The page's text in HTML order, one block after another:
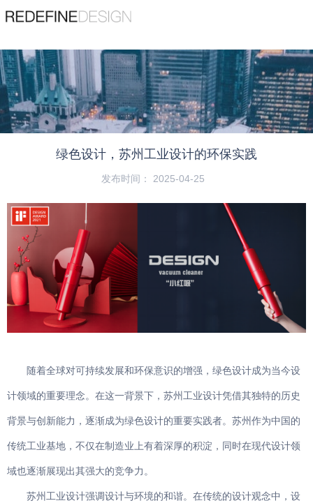
苏州睿梵工业设计有限公司
Suzhou Ruifan Industrial Design Co., Ltd
服务热线
189 1353 7782
精品案例 查看更多
宠物用品
吸尘器
医疗器械
园林工具
智能家电
/公司动态 绿色设计，苏州工业设计的环保实践
绿色设计，苏州工业设计的环保实践
发布时间： 2025-04-25
随着全球对可持续发展和环保意识的增强，绿色设计成为当今设
计领域的重要理念。在这一背景下，苏州工业设计凭借其独特的历史
背景与创新能力，逐渐成为绿色设计的重要实践者。苏州作为中国的
传统工业基地，不仅在制造业上有着深厚的积淀，同时在现代设计领
域也逐渐展现出其强大的竞争力。
苏州工业设计强调设计与环境的和谐。在传统的设计观念中，设